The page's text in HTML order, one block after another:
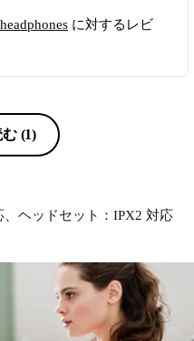
buy the
に対するレビ
む (1)
ヘッドセット：IPX2 対応